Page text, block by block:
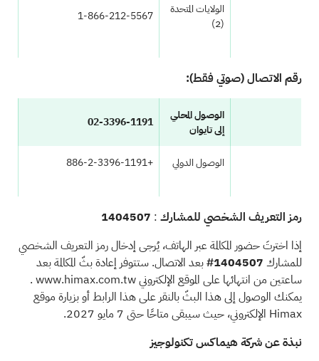
الولايات المتحدة
(2)
1-866-212-5567
رقم الاتصال (صوتي فقط):
الوصول المحلي
إلى تايوان
02-3396-1191
الوصول الدولي +886-2-3396-1191
رمز التعريف الشخصي للمشارك:
1404507
إذا اخترتَ حضور المكالمة عبر الهاتف، يُرجى إدخال رمز التعريف الشخصي
للمشارك 1404507# بعد الاتصال. ستتوفر إعادة بثّ المكالمة بعد
ساعتين من انتهائها على الموقع الإلكترونيwww.himax.com.tw
.
يمكنك الوصول إلى هذا البثّ بالنقر علىهذا الرابطأو بزيارة موقع
Himax الإلكتروني، حيث سيبقى متاحًا حتى 7 مايو 2027.
نبذة عن شركة هيماكس تكنولوجيز